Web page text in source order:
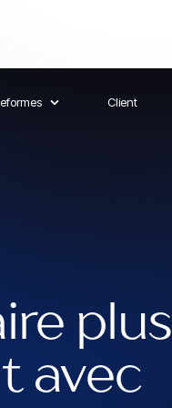
Client
plus
avec